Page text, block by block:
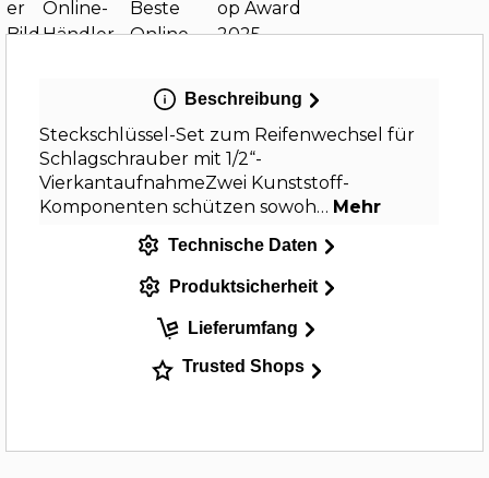
Beschreibung
Steckschlüssel-Set zum Reifenwechsel für
Schlagschrauber mit 1/2“-
VierkantaufnahmeZwei Kunststoff-
Komponenten schützen sowoh… Mehr
Technische Daten
Produktsicherheit
Lieferumfang
Trusted Shops